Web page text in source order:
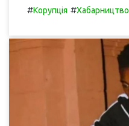
#Корупція #Хабарництво